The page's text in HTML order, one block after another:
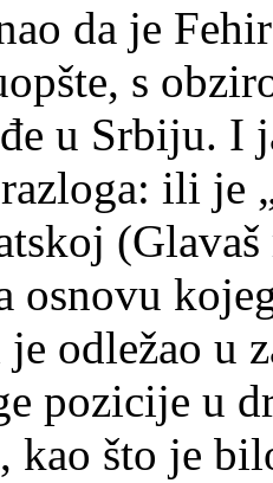
da je
s
u Srbiju. I
ili je
osnovu
odležao u
pozicije u
kao što je